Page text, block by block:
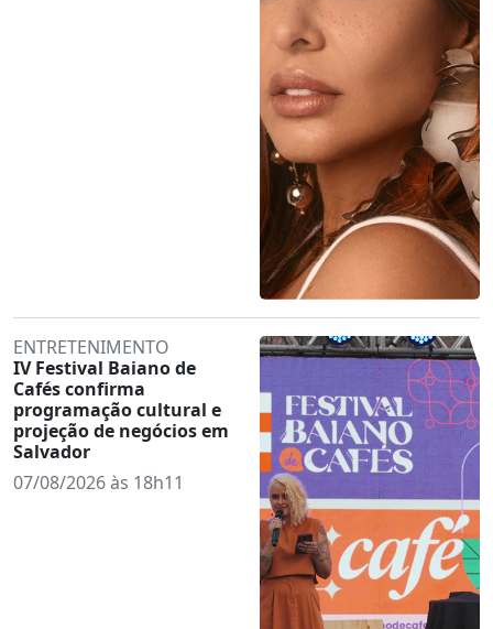
ENTRETENIMENTO
IV Festival Baiano de
Cafés confirma
programação cultural e
projeção de negócios em
Salvador
07/08/2026 às 18h11